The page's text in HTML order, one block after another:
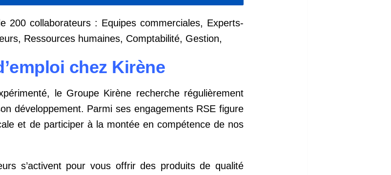
200 collaborateurs : Equipes commerciales, Experts-
Ressources humaines, Comptabilité, Gestion,
chez Kirène
le Groupe Kirène recherche régulièrement
développement. Parmi ses engagements RSE figure
et de participer à la montée en compétence de nos
s’activent pour vous offrir des produits de qualité